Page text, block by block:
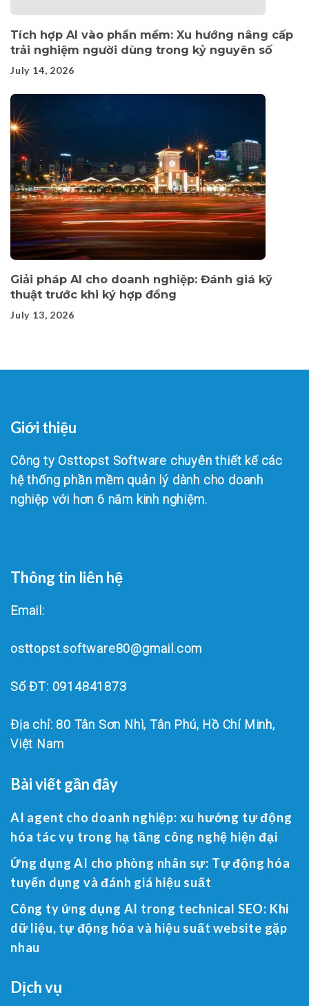
Tích hợp AI vào phần mềm: Xu hướng nâng cấp
trải nghiệm người dùng trong kỷ nguyên số
July 14, 2026
Giải pháp AI cho doanh nghiệp: Đánh giá kỹ
thuật trước khi ký hợp đồng
July 13, 2026
Giới thiệu
Công ty Osttopst Software chuyên thiết kế các
hệ thống phần mềm quản lý dành cho doanh
nghiệp với hơn 6 năm kinh nghiệm.
Thông tin liên hệ
Email:
osttopst.software80@gmail.com
Số ĐT: 0914841873
Địa chỉ: 80 Tân Sơn Nhì, Tân Phú, Hồ Chí Minh,
Việt Nam
Bài viết gần đây
AI agent cho doanh nghiệp: xu hướng tự động
hóa tác vụ trong hạ tầng công nghệ hiện đại
Ứng dụng AI cho phòng nhân sự: Tự động hóa
tuyển dụng và đánh giá hiệu suất
Công ty ứng dụng AI trong technical SEO: Khi
dữ liệu, tự động hóa và hiệu suất website gặp
nhau
Dịch vụ